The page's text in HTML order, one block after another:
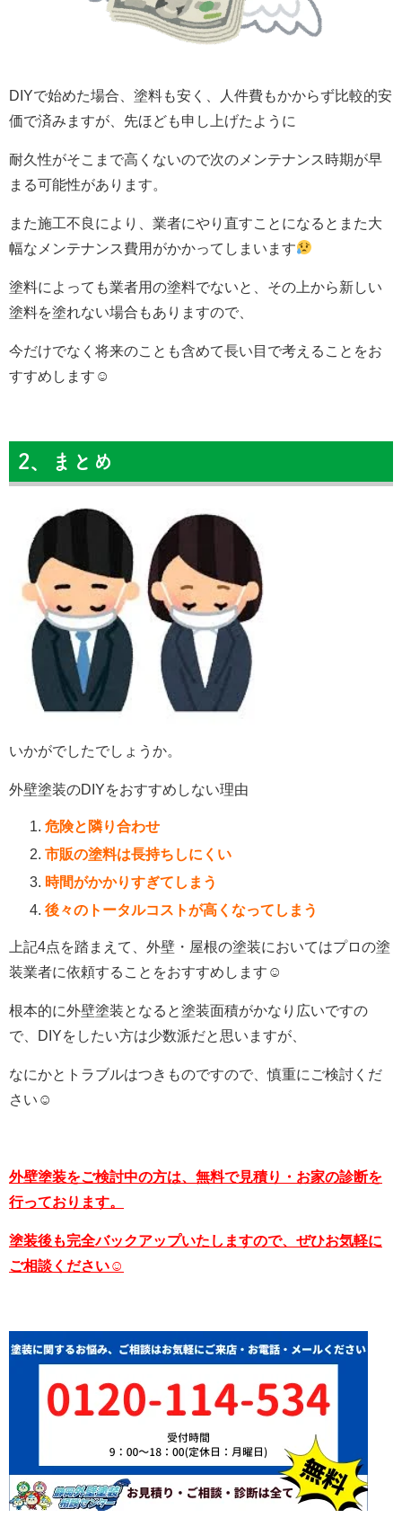
DIYで始めた場合、塗料も安く、人件費もかからず比較的安
価で済みますが、先ほども申し上げたように
耐久性がそこまで高くないので次のメンテナンス時期が早
まる可能性があります。
また施工不良により、業者にやり直すことになるとまた大
幅なメンテナンス費用がかかってしまいます
塗料によっても業者用の塗料でないと、その上から新しい
塗料を塗れない場合もありますので、
今だけでなく将来のことも含めて長い目で考えることをお
すすめします☺
2、まとめ
いかがでしたでしょうか。
外壁塗装のDIYをおすすめしない理由
危険と隣り合わせ
市販の塗料は長持ちしにくい
時間がかかりすぎてしまう
後々のトータルコストが高くなってしまう
上記4点を踏まえて、外壁・屋根の塗装においてはプロの塗
装業者に依頼することをおすすめします☺
根本的に外壁塗装となると塗装面積がかなり広いですの
で、DIYをしたい方は少数派だと思いますが、
なにかとトラブルはつきものですので、慎重にご検討くだ
さい☺
外壁塗装をご検討中の方は、無料で見積り・お家の診断を
行っております。
塗装後も完全バックアップいたしますので、ぜひお気軽に
ご相談ください☺